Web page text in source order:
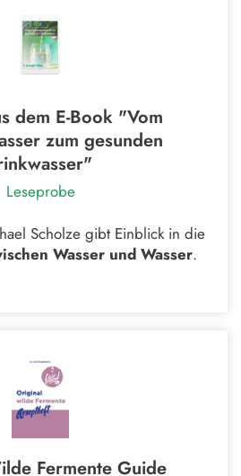
dem E-Book "Vom
zum gesunden
Leseprobe
Scholze gibt Einblick in die
Wasser und Wasser.
Fermente Guide